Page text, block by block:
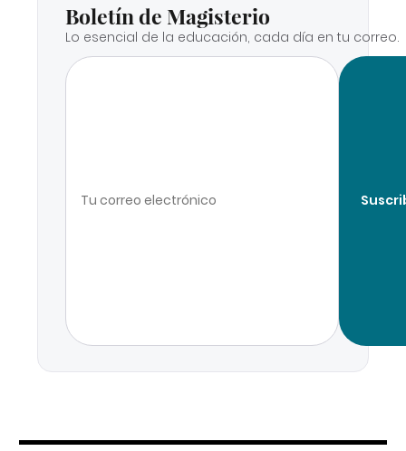
Boletín de Magisterio
Lo esencial de la educación, cada día en tu correo.